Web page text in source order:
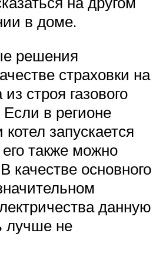
в доме.
решения
страховки на
строя газового
в регионе
запускается
также можно
качестве основного
данную
лучше не